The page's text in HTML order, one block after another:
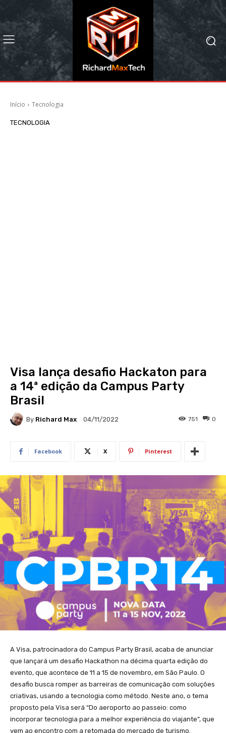
Início Tecnologia
TECNOLOGIA
Visa lança desafio Hackaton para
a 14ª edição da Campus Party
Brasil
By Richard Max 04/11/2022 0
751
Facebook X Pinterest
A Visa, patrocinadora do Campus Party Brasil, acaba de anunciar
que lançará um desafio Hackathon na décima quarta edição do
evento, que acontece de 11 a 15 de novembro, em São Paulo. O
desafio busca romper as barreiras de comunicação com soluções
criativas, usando a tecnologia como método. Neste ano, o tema
proposto pela Visa será “Do aeroporto ao passeio: como
incorporar tecnologia para a melhor experiência do viajante”, que
vem ao encontro com a retomada do mercado de turismo.